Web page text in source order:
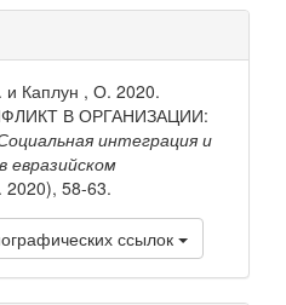
и Каплун , О. 2020.
В ОРГАНИЗАЦИИ:
интеграция и
евразийском
2020), 58-63.
ссылок